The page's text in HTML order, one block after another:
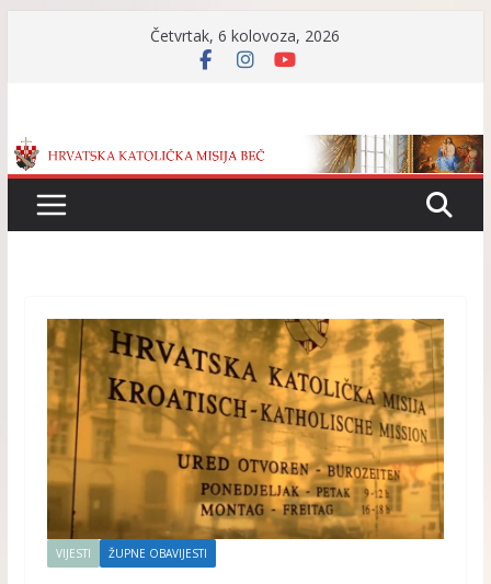
Četvrtak, 6 kolovoza, 2026
VIJESTI ŽUPNE OBAVIJESTI